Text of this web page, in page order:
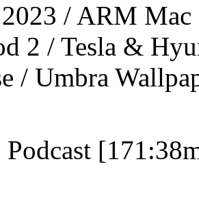
/ ARM
2 / Tesla &
/ Umbra
Podcast